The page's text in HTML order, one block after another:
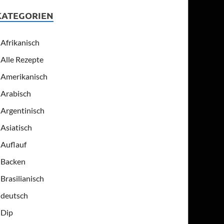
Afrikanisch
Alle Rezepte
Amerikanisch
Arabisch
Argentinisch
Asiatisch
Auflauf
Backen
Brasilianisch
deutsch
Dip